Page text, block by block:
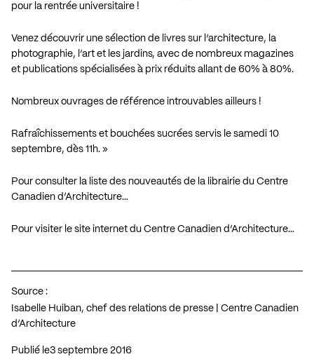
pour la rentrée universitaire !
Venez découvrir une sélection de livres sur l’architecture, la
photographie, l’art et les jardins, avec de nombreux magazines
et publications spécialisées à prix réduits allant de 60% à 80%.
Nombreux ouvrages de référence introuvables ailleurs !
Rafraîchissements et bouchées sucrées servis le samedi 10
septembre, dès 11h. »
Pour consulter la liste des nouveautés de la librairie du Centre
Canadien d’Architecture…
Pour visiter le site internet du Centre Canadien d’Architecture…
Source :
Isabelle Huiban, chef des relations de presse | Centre Canadien
d’Architecture
Publié le 3 septembre 2016